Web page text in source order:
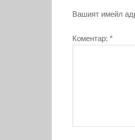
Вашият имейл
Коментар: *